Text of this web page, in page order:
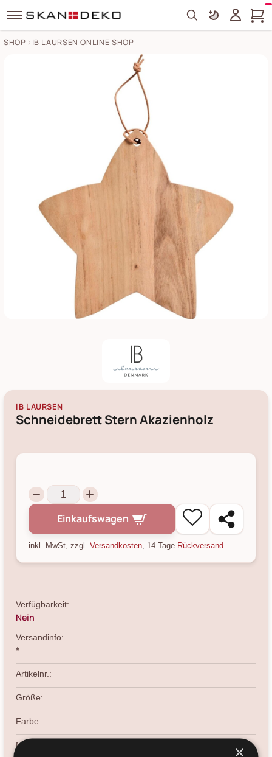
Search
SHOP IB LAURSEN ONLINE SHOP
IB LAURSEN
Schneidebrett Stern Akazienholz
Einkaufswagen
inkl. MwSt, zzgl. Versandkosten, 14 Tage Rückversand
Verfügbarkeit:
Nein
Versandinfo:
*
Artikelnr.:
Größe:
Farbe:
Material: ×